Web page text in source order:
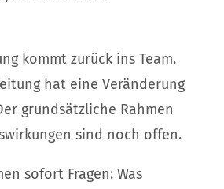
kommt zurück ins Team.
hat eine Veränderung
grundsätzliche Rahmen
sind noch offen.
sofort Fragen: Was